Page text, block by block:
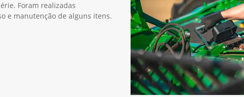
Foram realizadas
e manutenção de alguns itens.